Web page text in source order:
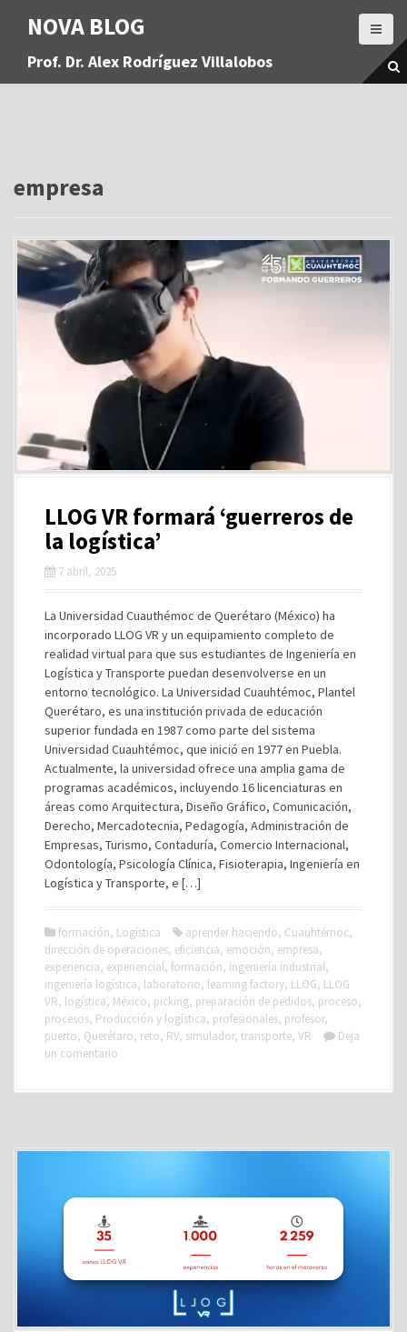
a
NOVA BLOG
Prof. Dr. Alex Rodríguez Villalobos
empresa
LLOG VR formará ‘guerreros de
la logística’
7 abril, 2025
La Universidad Cuauthémoc de Querétaro (México) ha
incorporado LLOG VR y un equipamiento completo de
realidad virtual para que sus estudiantes de Ingeniería en
Logística y Transporte puedan desenvolverse en un
entorno tecnológico. La Universidad Cuauhtémoc, Plantel
Querétaro, es una institución privada de educación
superior fundada en 1987 como parte del sistema
Universidad Cuauhtémoc, que inició en 1977 en Puebla.
Actualmente, la universidad ofrece una amplia gama de
programas académicos, incluyendo 16 licenciaturas en
áreas como Arquitectura, Diseño Gráfico, Comunicación,
Derecho, Mercadotecnia, Pedagogía, Administración de
Empresas, Turismo, Contaduría, Comercio Internacional,
Odontología, Psicología Clínica, Fisioterapia, Ingeniería en
Logística y Transporte, e […]
formación, Logística aprender haciendo, Cuauhtémoc,
dirección de operaciones, eficiencia, emoción, empresa,
experiencia, experiencial, formación, ingeniería industrial,
ingeniería logística, laboratorio, learning factory, LLOG, LLOG
VR, logística, México, picking, preparación de pedidos, proceso,
procesos, Producción y logística, profesionales, profesor,
puerto, Querétaro, reto, RV, simulador, transporte, VR
Deja
un comentario